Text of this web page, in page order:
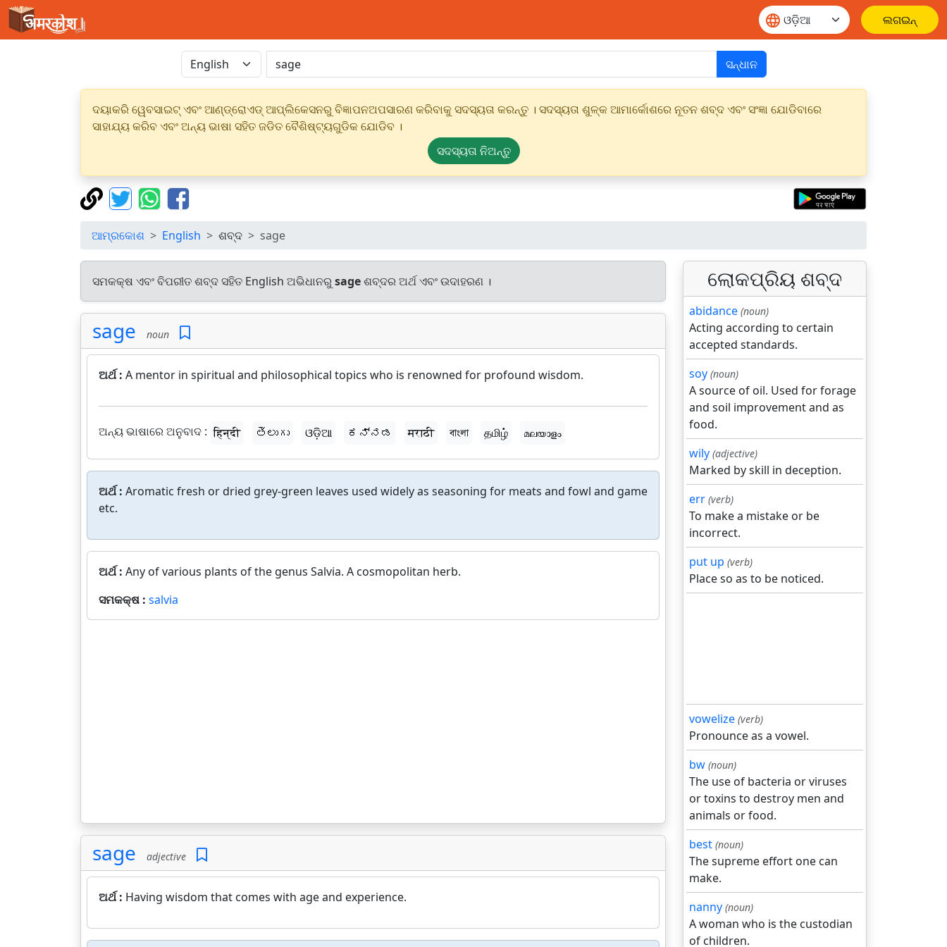
ଲଗଇନ୍
ସନ୍ଧାନ
ଦୟାକରି ୱେବସାଇଟ୍ ଏବଂ ଆଣ୍ଡ୍ରୋଏଡ୍ ଆପ୍ଲିକେସନରୁ ବିଜ୍ଞାପନଅପସାରଣ କରିବାକୁ ସଦସ୍ୟତା କରନ୍ତୁ । ସଦସ୍ୟତା ଶୁଳ୍କ ଆମାର୍କୋଶରେ ନୂତନ ଶବ୍ଦ ଏବଂ ସଂଜ୍ଞା ଯୋଡିବାରେ
ସାହାଯ୍ୟ କରିବ ଏବଂ ଅନ୍ୟ ଭାଷା ସହିତ ଜଡିତ ବୈଶିଷ୍ଟ୍ୟଗୁଡିକ ଯୋଡିବ ।
ସଦସ୍ୟତା ନିଅନ୍ତୁ
ଆମ୍ରକୋଶ English ଶବ୍ଦ sage
ସମକକ୍ଷ ଏବଂ ବିପରୀତ ଶବ୍ଦ ସହିତ English ଅଭିଧାନରୁsageଶବ୍ଦର ଅର୍ଥ ଏବଂ ଉଦାହରଣ ।
sage noun
ଅର୍ଥ : A mentor in spiritual and philosophical topics who is renowned for profound wisdom.
ଅନ୍ୟ ଭାଷାରେ ଅନୁବାଦ : हिन्दी తెలుగు ଓଡ଼ିଆ ಕನ್ನಡ मराठी বাংলা தமிழ் മലയാളം
ଅର୍ଥ : Aromatic fresh or dried grey-green leaves used widely as seasoning for meats and fowl and game
etc.
ଅର୍ଥ : Any of various plants of the genus Salvia. A cosmopolitan herb.
ସମକକ୍ଷ : salvia
sage adjective
ଅର୍ଥ : Having wisdom that comes with age and experience.
ଲୋକପ୍ରିୟ ଶବ୍ଦ
abidance (noun)
Acting according to certain
accepted standards.
soy (noun)
A source of oil. Used for forage
and soil improvement and as
food.
wily (adjective)
Marked by skill in deception.
err (verb)
To make a mistake or be
incorrect.
put up (verb)
Place so as to be noticed.
vowelize (verb)
Pronounce as a vowel.
bw (noun)
The use of bacteria or viruses
or toxins to destroy men and
animals or food.
best (noun)
The supreme effort one can
make.
nanny (noun)
A woman who is the custodian
of children.